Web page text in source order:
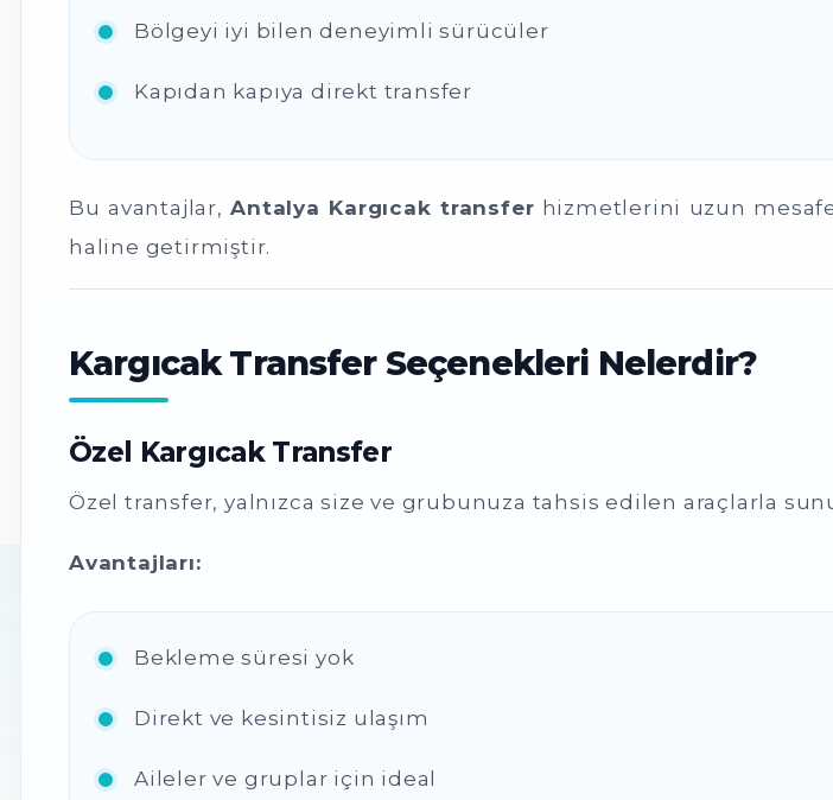
Bölgeyi iyi bilen deneyimli sürücüler
Kapıdan kapıya direkt transfer
Bu avantajlar,Antalya Kargıcak transfer hizmetlerini uzun
haline getirmiştir.
Kargıcak Transfer Seçenekleri Nelerdir?
Özel Kargıcak Transfer
Özel transfer, yalnızca size ve grubunuza tahsis edilen araçlarla
Avantajları:
Bekleme süresi yok
Direkt ve kesintisiz ulaşım
Aileler ve gruplar için ideal